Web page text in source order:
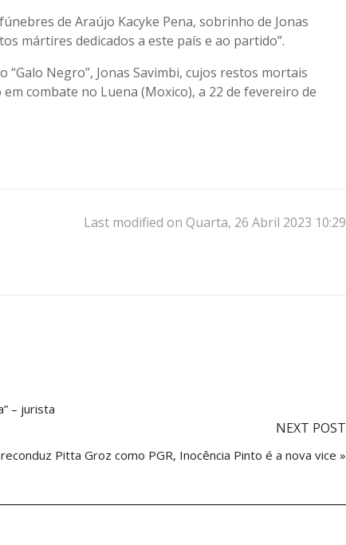
de Araújo Kacyke Pena, sobrinho de Jonas
mártires dedicados a este país e ao partido”.
Negro”, Jonas Savimbi, cujos restos mortais
combate no Luena (Moxico), a 22 de fevereiro de
Last modified on Quarta, 26 Abril 2023 10:29
– jurista
NEXT POST
Pitta Groz como PGR, Inocência Pinto é a nova vice »